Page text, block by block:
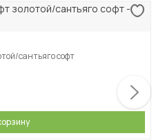
сантьяго софт